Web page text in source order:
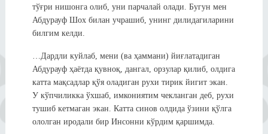
тўғри нишонга олиб, уни парчалай олади. Бугун мен
Абдурауф Шох билан учрашиб, унинг дилидагиларини
билгим келди.
…Дардли куйлаб, мени (ва ҳаммани) йиғлатадиган
Абдурауф ҳаётда қувноқ, дангал, орзулар қилиб, олдига
катта мақсадлар қўя оладиган рухи тирик йигит экан.
У кўпчиликка ўхшаб, имкониятим чекланган деб, рухи
тушиб кетмаган экан. Катта синов олдида ўзини қўлга
ололган иродали бир Инсонни кўрдим қаршимда.